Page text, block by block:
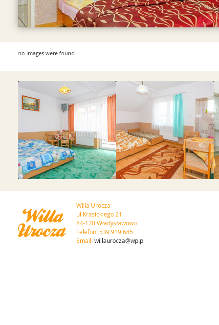
no images were found
Przejdź do galerii Przejdź do galerii
Willa Urocza
ul Krasickiego 21
84-120 Władysławowo
Telefon: 539 919 685
Email:willaurocza@wp.pl